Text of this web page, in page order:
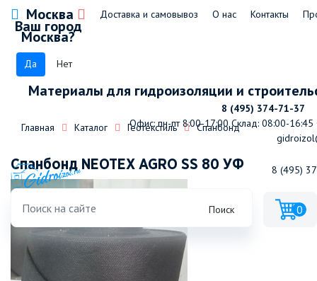
Москва
Ваш город
Москва?
Да Нет
Доставка и самовывоз О нас Контакты
Материалы для гидроизоляции и
8 (495) 374-71-37
Офис: пн-пт 8:00-17:00 Склад: 08:00-16:45
8 (495)
Поиск 0
Главная Каталог Геотекстиль Спанбонд
Спанбонд NEOTEX AGRO SS 80 УФ